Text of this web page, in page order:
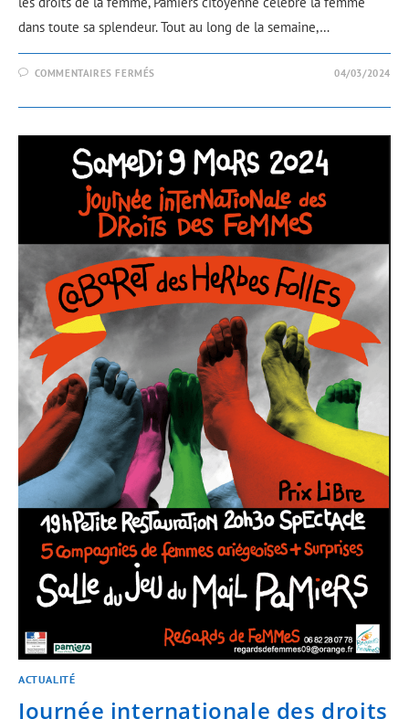
dans toute sa splendeur. Tout au long de la semaine,…
COMMENTAIRES FERMÉS 04/03/2024
ACTUALITÉ
Journée internationale des droits